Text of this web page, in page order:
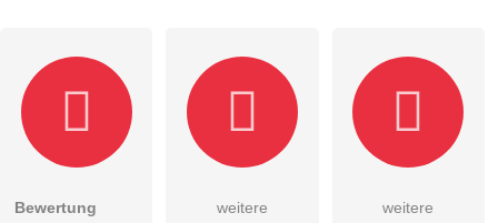
Bewertung
weitere
weitere